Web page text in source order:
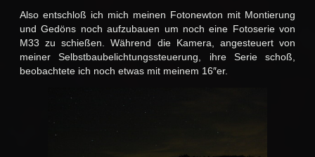
Also entschloß ich mich meinen Fotonewton mit Montierung
und Gedöns noch aufzubauen um noch eine Fotoserie von
M33 zu schießen. Während die Kamera, angesteuert von
meiner Selbstbaubelichtungssteuerung, ihre Serie schoß,
beobachtete ich noch etwas mit meinem 16″er.